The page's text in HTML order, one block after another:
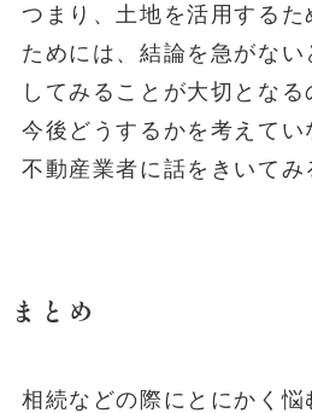
つまり、土地を活用するた
ためには、結論を急がな
してみることが大切となる
今後どうするかを考えて
不動産業者に話をきいてみ
まとめ
相続などの際にとにかく